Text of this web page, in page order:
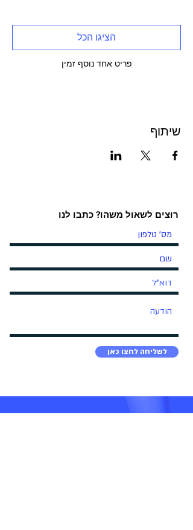
פריט אחד נוסף זמין
הציגו הכל
שיתוף
רוצים לשאול משהו? כתבו לנו
לשליחה לחצו כאן